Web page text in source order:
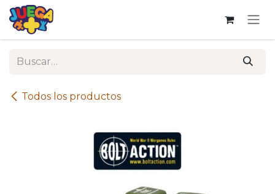
Ir al contenido
Todos los productos